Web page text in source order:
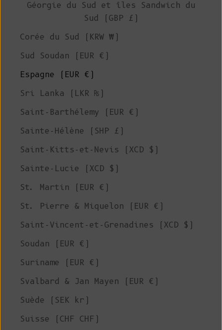
Géorgie du Sud et îles Sandwich du
Sud (GBP £)
Corée du Sud (KRW ₩)
Sud Soudan (EUR €)
Espagne (EUR €)
Sri Lanka (LKR ₨)
Saint-Barthélemy (EUR €)
Sainte-Hélène (SHP £)
Saint-Kitts-et-Nevis (XCD $)
Sainte-Lucie (XCD $)
St. Martin (EUR €)
St. Pierre & Miquelon (EUR €)
Saint-Vincent-et-Grenadines (XCD $)
Soudan (EUR €)
Suriname (EUR €)
Svalbard & Jan Mayen (EUR €)
Suède (SEK kr)
Suisse (CHF CHF)